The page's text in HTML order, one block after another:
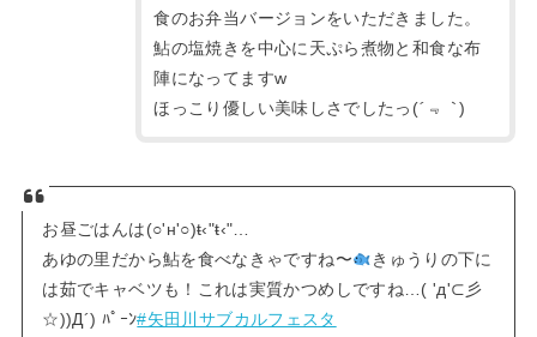
食のお弁当バージョンをいただきました。
鮎の塩焼きを中心に天ぷら煮物と和食な布
陣になってますw
ほっこり優しい美味しさでしたっ(´﹃｀)
お昼ごはんは(○'н'○)ŧ‹"ŧ‹"…
あゆの里だから鮎を食べなきゃですね〜
きゅうりの下に
は茹でキャベツも！これは実質かつめしですね…( 'д'⊂彡
☆))Д´) ﾊﾟｰﾝ#矢田川サブカルフェスタ